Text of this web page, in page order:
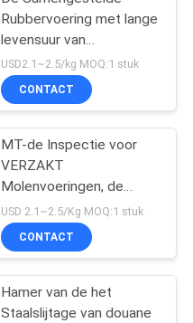
Rubbervoering met lange
levensuur van
Staalvoeringen voor
VERZAKT de Molens
EB862 van de Molenbal
USD2.1~2.5/kg MOQ:1 stuk
CONTACT
MT-de Inspectie voor
VERZAKT
Molenvoeringen, de
Voeringsvervanging van
de Balmolen
USD 2.1~2.5/Kg MOQ:1 stuk
CONTACT
Hamer van de het
Staalslijtage van douane